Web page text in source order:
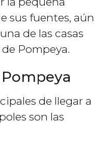
sus fuentes, aún
de las casas
Pompeya.
de llegar a
son las